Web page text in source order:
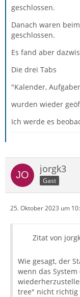
geschlossen.
Danach waren
geschlossen.
Es fand aber
Die drei Tabs
"Kalender,
wurden wieder
Ich werde es
jorgk3
Gast
25. Oktober 2023 um
Zitat von
Wie gesagt, der
wenn das
tree" nicht